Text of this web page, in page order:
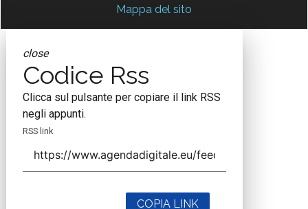
Mappa del sito
close
Codice Rss
Clicca sul pulsante per copiare il link RSS
negli appunti.
RSS link
COPIA LINK